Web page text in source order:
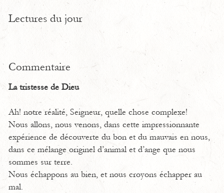
Lectures du jour
Commentaire
La tristesse de Dieu
Ah! notre réalité, Seigneur, quelle chose complexe!
Nous allons, nous venons, dans cette impressionnante
expérience de découverte du bon et du mauvais en nous,
dans ce mélange originel d’animal et d’ange que nous
sommes sur terre.
Nous échappons au bien, et nous croyons échapper au
mal.